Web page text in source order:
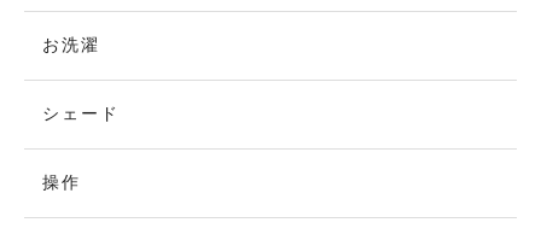
お洗濯
シェード
操作